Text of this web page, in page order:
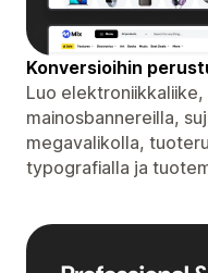
Konversioihin
Luo
mainosbannereilla,
megavalikolla,
typografialla ja